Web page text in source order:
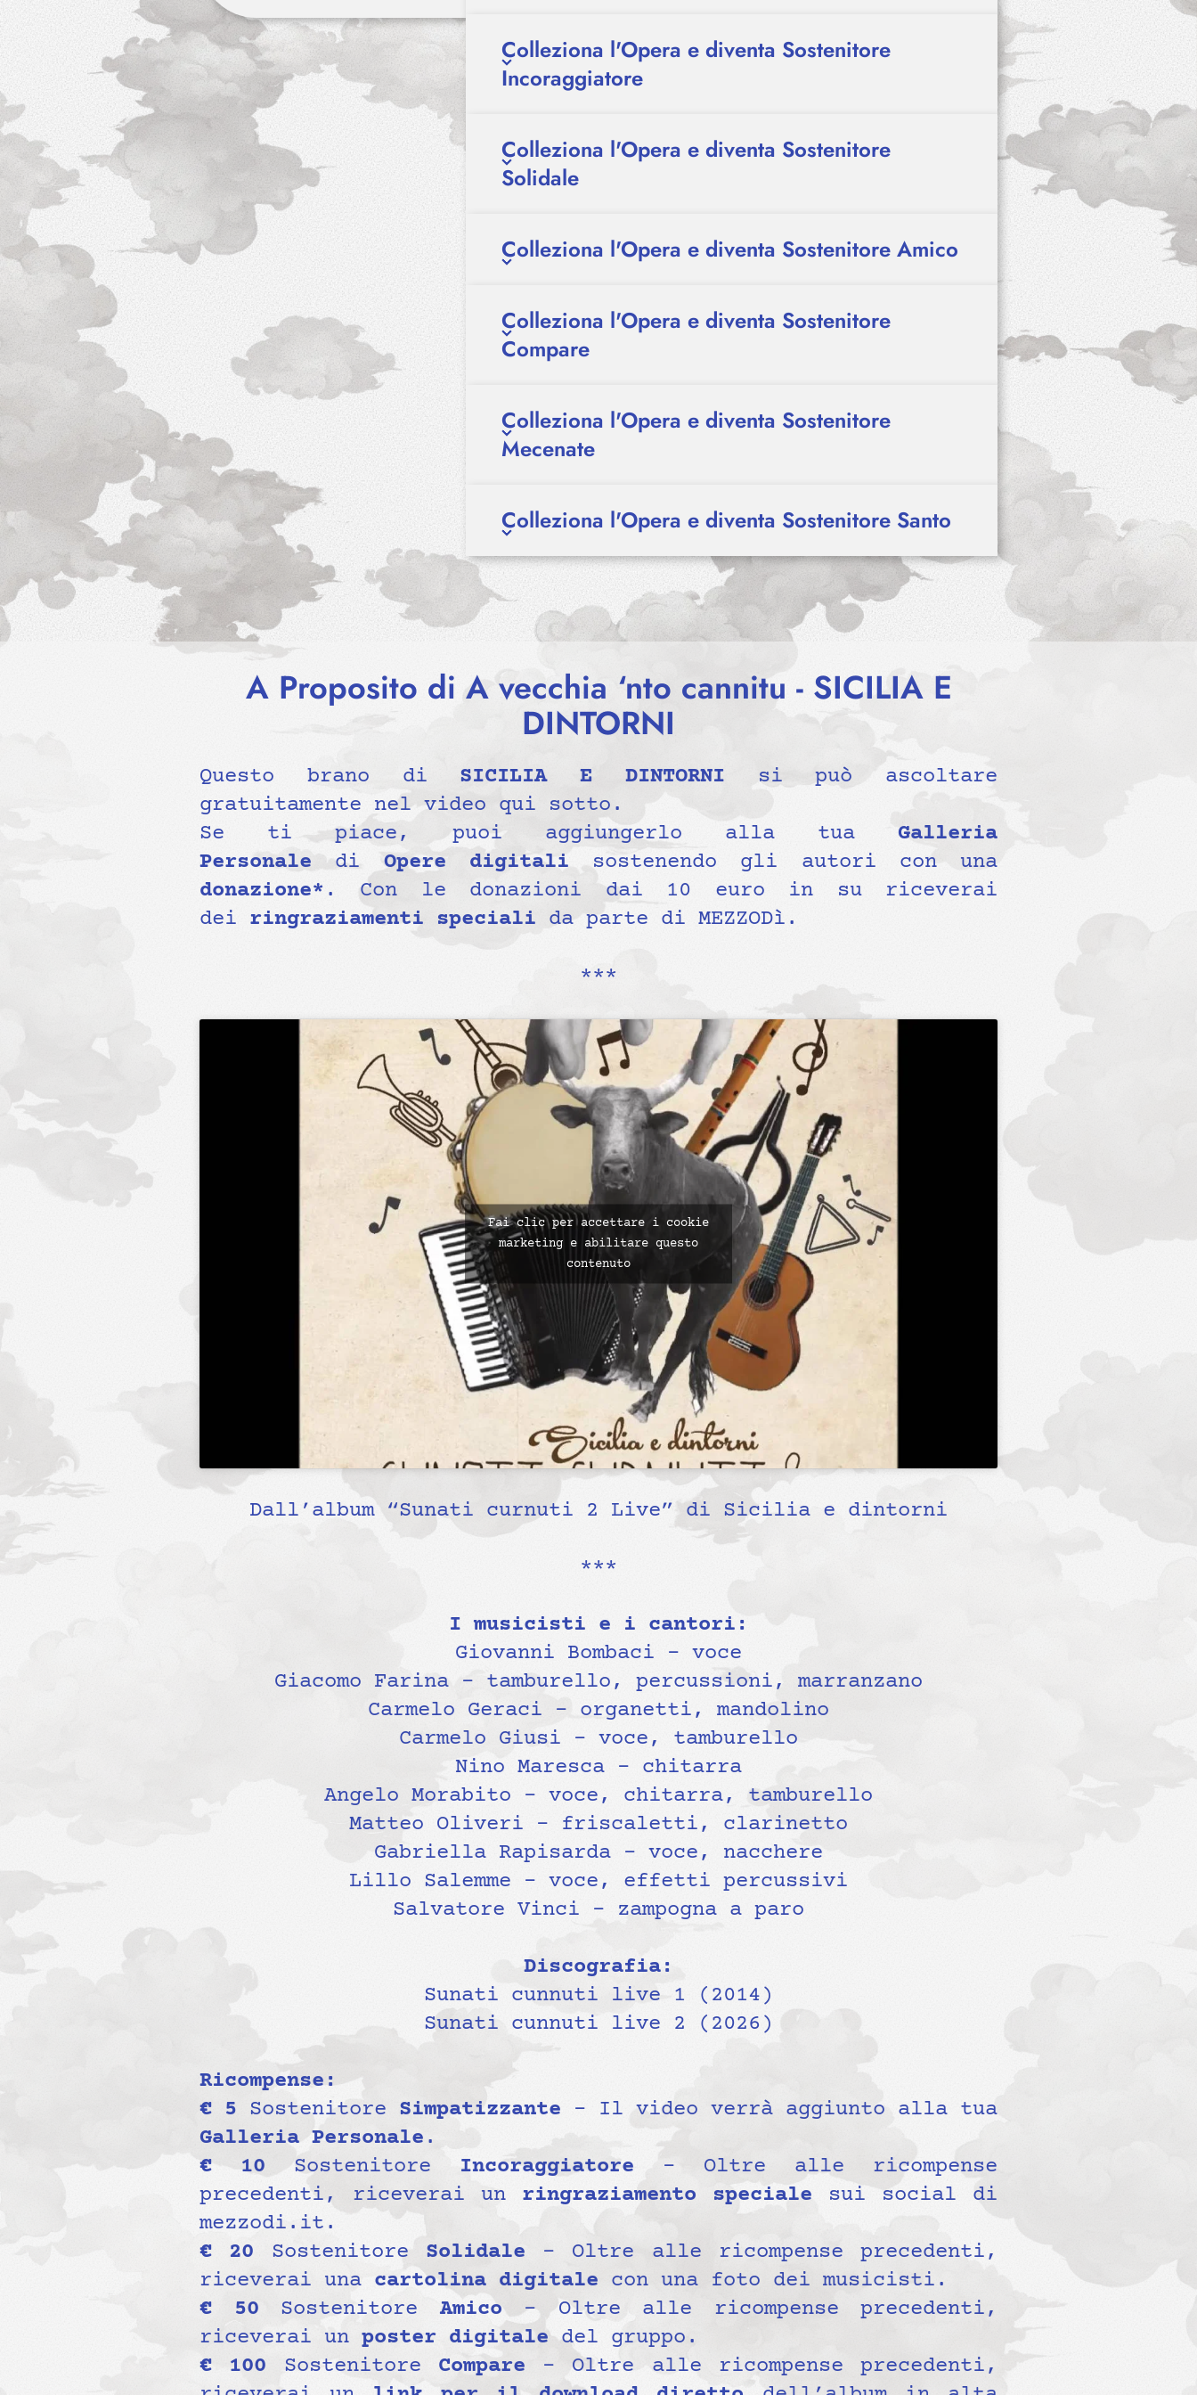
Colleziona l'Opera e diventa Sostenitore
Incoraggiatore
Colleziona l'Opera e diventa Sostenitore
Solidale
Colleziona l'Opera e diventa Sostenitore Amico
Colleziona l'Opera e diventa Sostenitore
Compare
Colleziona l'Opera e diventa Sostenitore
Mecenate
Colleziona l'Opera e diventa Sostenitore Santo
A Proposito di A vecchia ‘nto cannitu - SICILIA E
DINTORNI
Questo brano di SICILIA E DINTORNI si può ascoltare
gratuitamente nel video qui sotto.
Se ti piace, puoi aggiungerlo alla tua Galleria
Personale di Opere digitali sostenendo gli autori con una
donazione* . Con le donazioni dai 10 euro in su riceverai
dei ringraziamenti speciali da parte di MEZZODì.
***
Fai clic per accettare i cookie
marketing e abilitare questo
contenuto
Dall’album “Sunati curnuti 2 Live” di Sicilia e dintorni
***
I musicisti e i cantori:
Giovanni Bombaci – voce
Giacomo Farina – tamburello, percussioni, marranzano
Carmelo Geraci – organetti, mandolino
Carmelo Giusi – voce, tamburello
Nino Maresca – chitarra
Angelo Morabito – voce, chitarra, tamburello
Matteo Oliveri – friscaletti, clarinetto
Gabriella Rapisarda – voce, nacchere
Lillo Salemme – voce, effetti percussivi
Salvatore Vinci – zampogna a paro
Discografia:
Sunati cunnuti live 1 (2014)
Sunati cunnuti live 2 (2026)
Ricompense:
€ 5 Sostenitore Simpatizzante – Il video verrà aggiunto alla tua
Galleria Personale .
€ 10 Sostenitore Incoraggiatore – Oltre alle ricompense
precedenti, riceverai un ringraziamento speciale sui social di
mezzodi.it.
€ 20 Sostenitore Solidale – Oltre alle ricompense precedenti,
riceverai una cartolina digitale con una foto dei musicisti.
€ 50 SostenitoreAmico – Oltre alle ricompense precedenti,
riceverai un poster digitaledel gruppo.
€ 100 Sostenitore Compare – Oltre alle ricompense precedenti,